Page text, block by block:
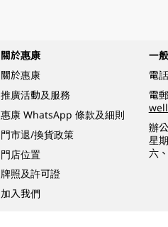
關於惠康
關於惠康
推廣活動及服務
惠康 WhatsApp 條款及細則
門市退/換貨政策
門店位置
牌照及許可證
加入我們
一
電
電
辦
星
六